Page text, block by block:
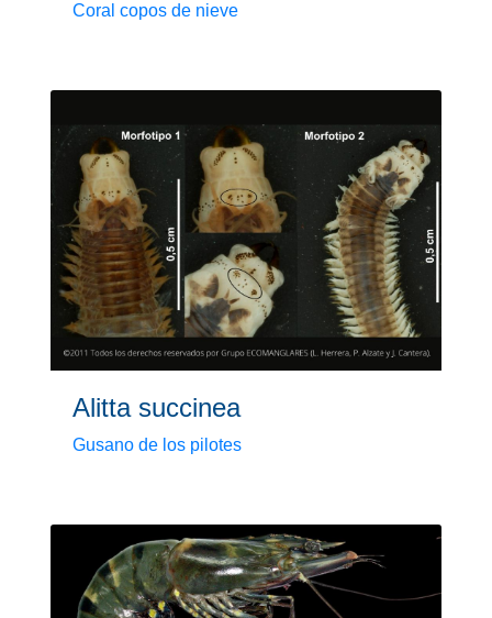
Coral copos de nieve
Alitta succinea
Gusano de los pilotes